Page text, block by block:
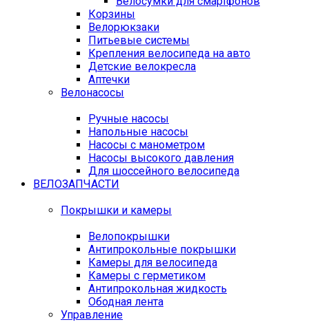
Корзины
Велорюкзаки
Питьевые системы
Крепления велосипеда на авто
Детские велокресла
Аптечки
Велонасосы
Ручные насосы
Напольные насосы
Насосы с манометром
Насосы высокого давления
Для шоссейного велосипеда
ВЕЛОЗАПЧАСТИ
Покрышки и камеры
Велопокрышки
Антипрокольные покрышки
Камеры для велосипеда
Камеры с герметиком
Антипрокольная жидкость
Ободная лента
Управление